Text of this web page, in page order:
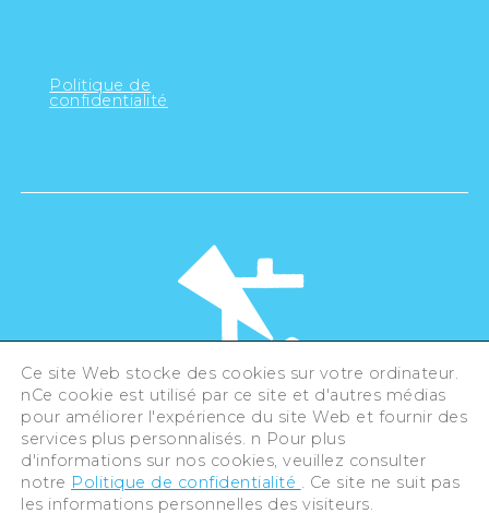
Politique de
confidentialité
©Hiroshima Tourism Association /
Hiroshima Prefecture / Hiroshima City .
All rights reserved
Ce site Web stocke des cookies sur votre ordinateur.
nCe cookie est utilisé par ce site et d'autres médias
pour améliorer l'expérience du site Web et fournir des
services plus personnalisés. n Pour plus
d'informations sur nos cookies, veuillez consulter
notre Politique de confidentialité . Ce site ne suit pas
les informations personnelles des visiteurs.